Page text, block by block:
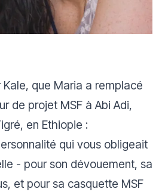
que Maria a remplacé
de projet MSF à Abi Adi,
en Ethiopie :
qui vous obligeait
- pour son dévouement, sa
et pour sa casquette MSF